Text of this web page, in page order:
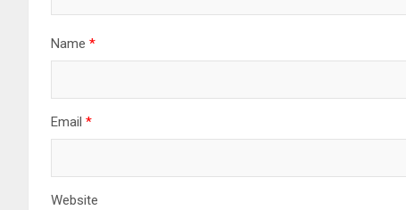
Name *
Email *
Website